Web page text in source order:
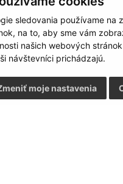
sledovania používame na
na to, aby sme vám
našich webových
návštevníci prichádzajú.
moje nastavenia